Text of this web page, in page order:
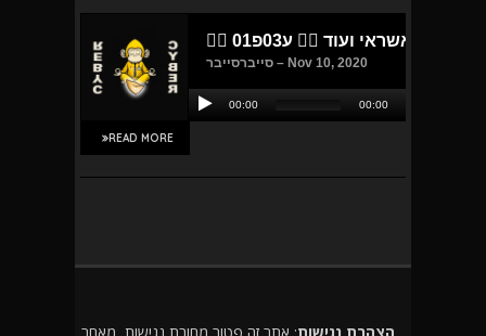
READ MORE